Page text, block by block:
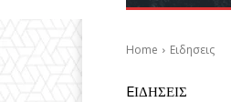
Home Eιδησεις
EΙΔΗΣΕΙΣ